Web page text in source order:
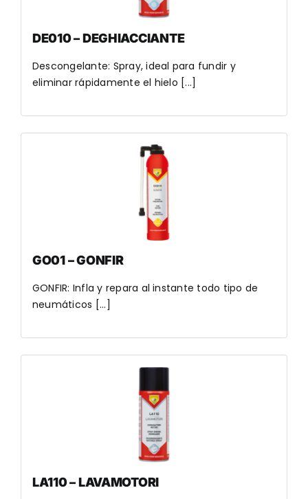
DE010 – DEGHIACCIANTE
Descongelante: Spray, ideal para fundir y
eliminar rápidamente el hielo [...]
GO01 – GONFIR
GONFIR: Infla y repara al instante todo tipo de
neumáticos [...]
LA110 – LAVAMOTORI